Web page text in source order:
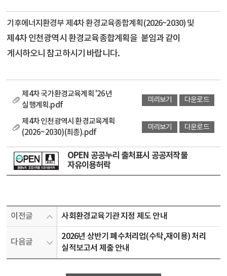
기후에너지환경부 제4차 환경교육종합계획(2026~2030) 및
제4차 인천광역시 환경교육종합계획을 붙임과 같이
게시하오니참고하시기 바랍니다.
제4차 국가환경교육계획 '26년
실행계획.pdf
미리보기 다운로드
제4차 인천광역시 환경교육계획
(2026~2030)(최종).pdf
미리보기 다운로드
OPEN 공공누리 출처표시 공공저작물
자유이용허락
이전글 사회환경교육기관 지정 제도 안내
다음글
2026년 상반기 폐수처리업(수탁,재이용) 처리
실적보고서 제출 안내